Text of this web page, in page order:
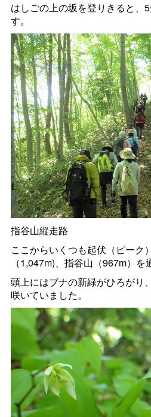
はしごの上の坂を登りきると、
す。
指谷山縦走路
ここからいくつも起伏（ピーク
（1,047m)、指谷山（967m）を
頭上にはブナの新緑がひろがり
咲いていました。